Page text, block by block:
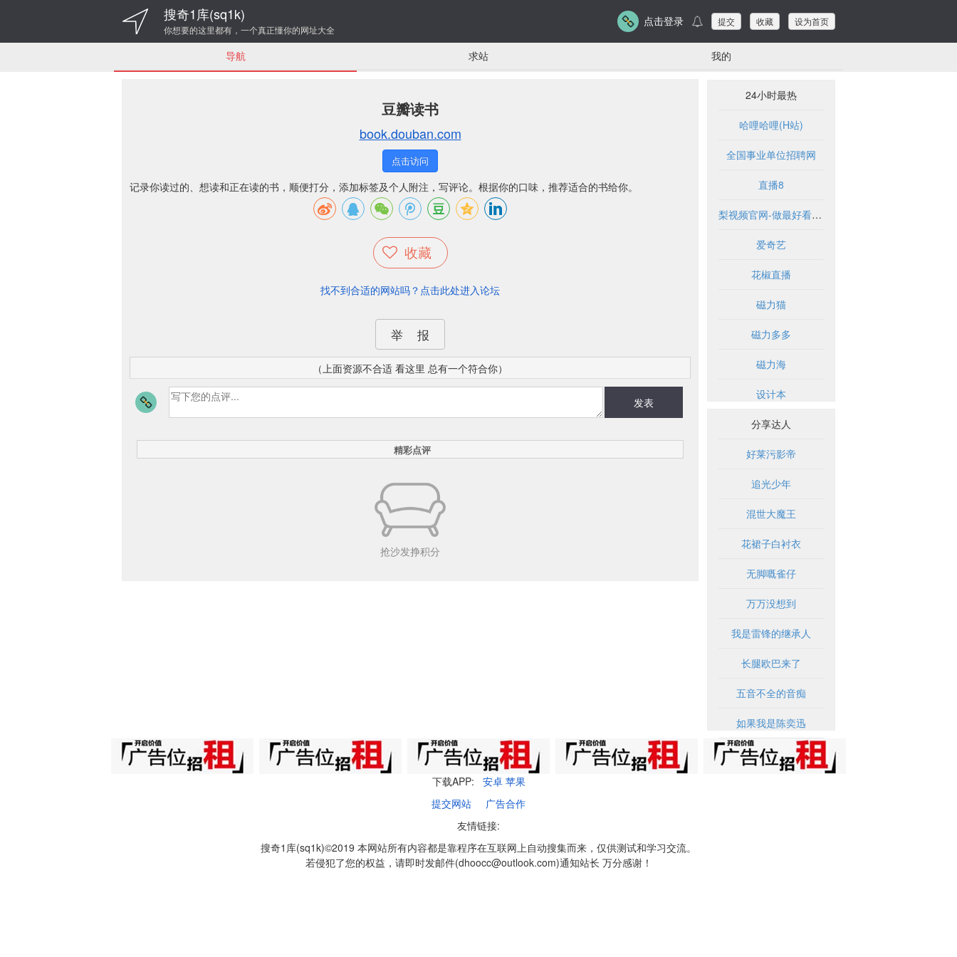
搜奇1库(sq1k)
你想要的这里都有，一个真正懂你的网址大全
点击登录 提交 收藏 设为首页
导航 求站 我的
豆瓣读书
book.douban.com
点击访问
记录你读过的、想读和正在读的书，顺便打分，添加标签及个人附注，写评论。根据你的口味，推荐适合的书给你。
收藏
找不到合适的网站吗？点击此处进入论坛
举 报
（上面资源不合适 看这里 总有一个符合你）
发表
精彩点评
抢沙发挣积分
24小时最热
哈哩哈哩(H站)
全国事业单位招聘网
直播8
梨视频官网-做最好看的资讯短视频-Pear Video
爱奇艺
花椒直播
磁力猫
磁力多多
磁力海
设计本
分享达人
好莱污影帝
追光少年
混世大魔王
花裙子白衬衣
无脚嘅雀仔
万万没想到
我是雷锋的继承人
长腿欧巴来了
五音不全的音痴
如果我是陈奕迅
下载APP: 安卓 苹果
提交网站
广告合作
友情链接:
搜奇1库(sq1k)©2019 本网站所有内容都是靠程序在互联网上自动搜集而来，仅供测试和学习交流。
若侵犯了您的权益，请即时发邮件(dhoocc@outlook.com)通知站长 万分感谢！